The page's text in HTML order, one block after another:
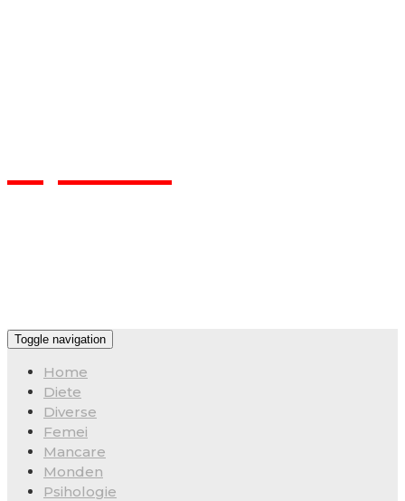
Flpa.ro
Toggle navigation
Home
Diete
Diverse
Femei
Mancare
Monden
Psihologie